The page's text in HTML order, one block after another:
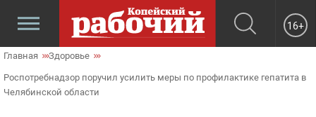
16+
Главная Здоровье
Роспотребнадзор поручил усилить меры по профилактике гепатита в
Челябинской области